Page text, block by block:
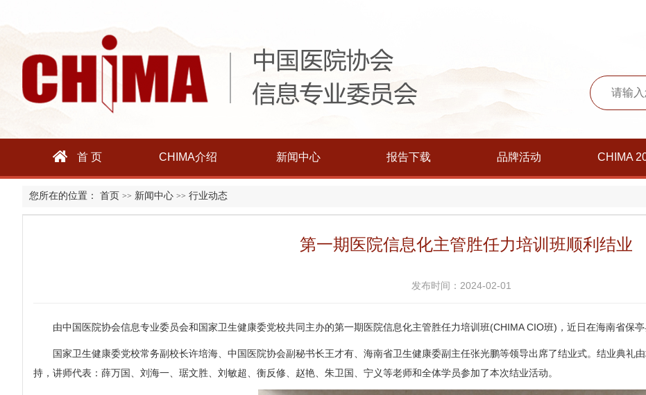
首 页 CHIMA介绍 新闻中心 报告下载 品牌活动 CHIMA
您所在的位置： 首页 >> 新闻中心 >> 行业动态
第一期医院信息化主管胜任力培训班顺利结业
发布时间：2024-02-01
由中国医院协会信息专业委员会和国家卫生健康委党校共同主办的第一期医院信息化主管胜任力培训班(CHIMA CIO班) ，近日在海南省保
国家卫生健康委党校常务副校长许培海、中国医院协会副秘书长王才有、海南省卫生健康委副主任张光鹏等领导出席了结业式。结业典礼
持，讲师代表：薛万国、刘海一、琚文胜、刘敏超、衡反修、赵艳、朱卫国、宁义等老师和全体学员参加了本次结业活动。